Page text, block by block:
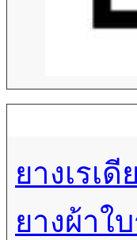
ยางเรเ
ยางผ้าใ